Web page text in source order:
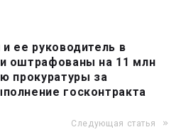
ее руководитель в
оштрафованы на 11 млн
прокуратуры за
госконтракта
Следующая статья